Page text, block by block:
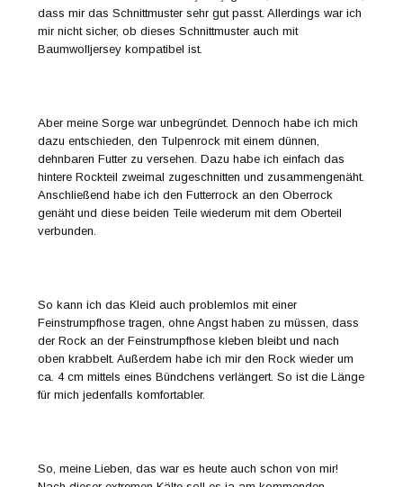
dass mir das Schnittmuster sehr gut passt. Allerdings war ich
mir nicht sicher, ob dieses Schnittmuster auch mit
Baumwolljersey kompatibel ist.
Aber meine Sorge war unbegründet. Dennoch habe ich mich
dazu entschieden, den Tulpenrock mit einem dünnen,
dehnbaren Futter zu versehen. Dazu habe ich einfach das
hintere Rockteil zweimal zugeschnitten und zusammengenäht.
Anschließend habe ich den Futterrock an den Oberrock
genäht und diese beiden Teile wiederum mit dem Oberteil
verbunden.
So kann ich das Kleid auch problemlos mit einer
Feinstrumpfhose tragen, ohne Angst haben zu müssen, dass
der Rock an der Feinstrumpfhose kleben bleibt und nach
oben krabbelt. Außerdem habe ich mir den Rock wieder um
ca. 4 cm mittels eines Bündchens verlängert. So ist die Länge
für mich jedenfalls komfortabler.
So, meine Lieben, das war es heute auch schon von mir!